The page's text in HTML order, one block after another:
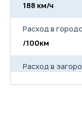
188 км/ч
Расход в
/100км
Расход в